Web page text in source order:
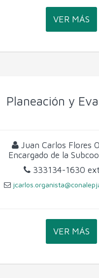
VER MÁS
Planeación y
Juan Carlos Flores
Encargado de la
333134-1630
VER MÁS